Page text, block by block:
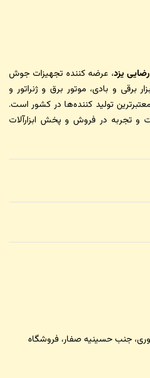
یزد، عرضه کننده تجهیزات جوش
برقی و بادی، موتور برق و ژنراتور و
تولید کننده‌ها در کشور است.
تجربه در فروش و پخش ابزارآلات
جنب حسینیه صفار، فروشگاه